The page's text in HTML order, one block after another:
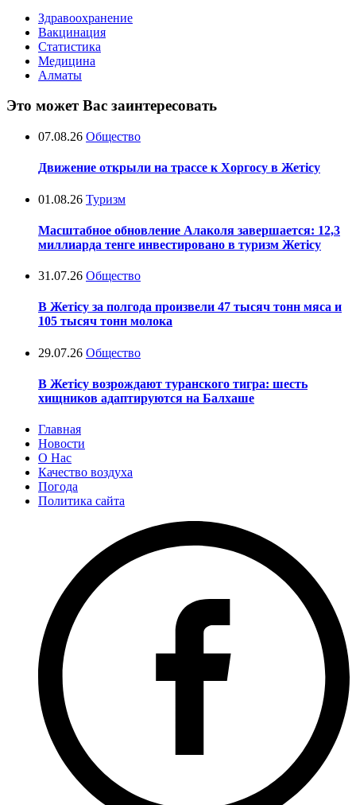
Здравоохранение
Вакцинация
Статистика
Медицина
Алматы
Это может Вас заинтересовать
07.08.26 Общество
Движение открыли на трассе к Хоргосу в Жетісу
01.08.26 Туризм
Масштабное обновление Алаколя завершается: 12,3
миллиарда тенге инвестировано в туризм Жетісу
31.07.26 Общество
В Жетісу за полгода произвели 47 тысяч тонн мяса и
105 тысяч тонн молока
29.07.26 Общество
В Жетісу возрождают туранского тигра: шесть
хищников адаптируются на Балхаше
Главная
Новости
О Нас
Качество воздуха
Погода
Политика сайта